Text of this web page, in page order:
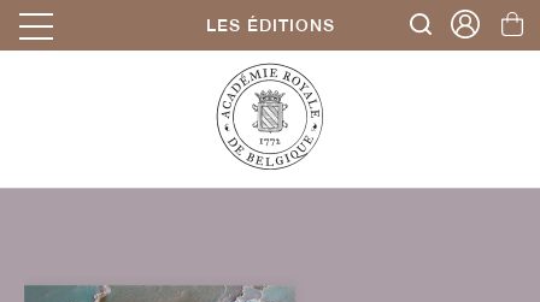
LES ÉDITIONS